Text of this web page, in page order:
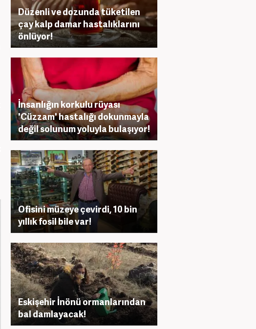
Düzenli ve dozunda tüketilen
çay kalp damar hastalıklarını
önlüyor!
İnsanlığın korkulu rüyası
'Cüzzam' hastalığı dokunmayla
değil solunum yoluyla bulaşıyor!
Ofisini müzeye çevirdi, 10 bin
yıllık fosil bile var!
Eskişehir İnönü ormanlarından
bal damlayacak!